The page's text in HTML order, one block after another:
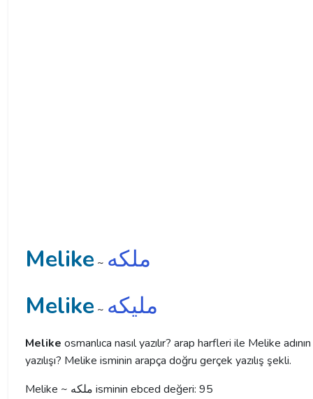
Melike ~ ملكه
Melike ~ ملیكه
Melike osmanlıca nasıl yazılır? arap harfleri ile Melike adının
yazılışı? Melike isminin arapça doğru gerçek yazılış şekli.
Melike ~ ملكه isminin ebced değeri: 95